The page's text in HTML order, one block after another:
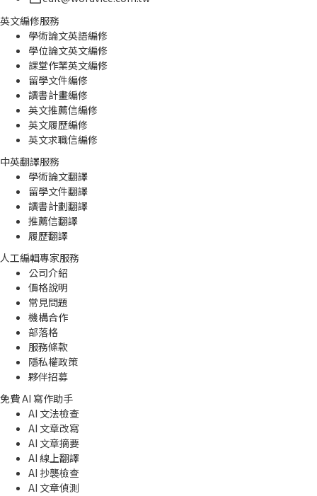
英文編修服務
學術論文英語編修
學位論文英文編修
課堂作業英文編修
留學文件編修
讀書計畫編修
英文推薦信編修
英文履歷編修
英文求職信編修
中英翻譯服務
學術論文翻譯
留學文件翻譯
讀書計劃翻譯
推薦信翻譯
履歷翻譯
人工編輯專家服務
公司介紹
價格說明
常見問題
機構合作
部落格
服務條款
隱私權政策
夥伴招募
免費 AI 寫作助手
AI 文法檢查
AI 文章改寫
AI 文章摘要
AI 線上翻譯
AI 抄襲檢查
AI 文章偵測